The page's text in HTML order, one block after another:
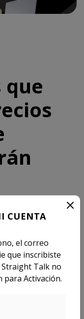
que
CUENTA
el correo
que inscribiste
Talk no
para Activación.